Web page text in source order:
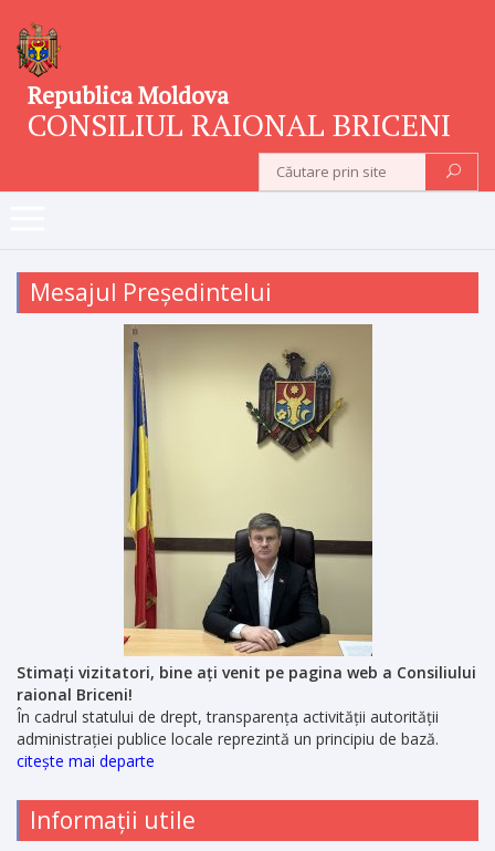
Republica Moldova
CONSILIUL RAIONAL BRICENI
Mesajul Președintelui
Stimați vizitatori, bine ați venit pe pagina web a Consiliului
raional Briceni!
În cadrul statului de drept, transparența activității autorității
administrației publice locale reprezintă un principiu de bază.
citește mai departe
Informații utile